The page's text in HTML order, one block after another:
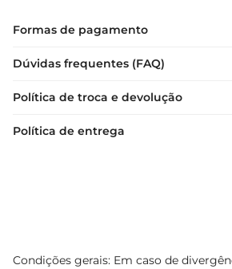
Formas de pagamento
Dúvidas frequentes (FAQ)
Política de troca e devolução
Política de entrega
Condições gerais: Em caso de